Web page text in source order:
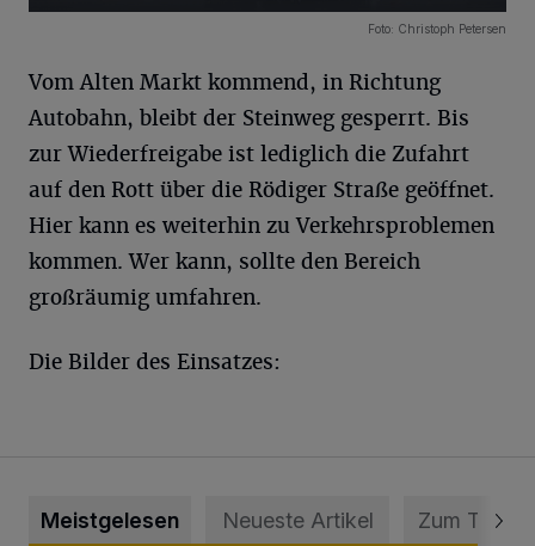
Foto: Christoph Petersen
Vom Alten Markt kommend, in Richtung
Autobahn, bleibt der Steinweg gesperrt. Bis
zur Wiederfreigabe ist lediglich die Zufahrt
auf den Rott über die Rödiger Straße geöffnet.
Hier kann es weiterhin zu Verkehrsproblemen
kommen. Wer kann, sollte den Bereich
großräumig umfahren.
Die Bilder des Einsatzes:
Meistgelesen Neueste Artikel Zum Thema